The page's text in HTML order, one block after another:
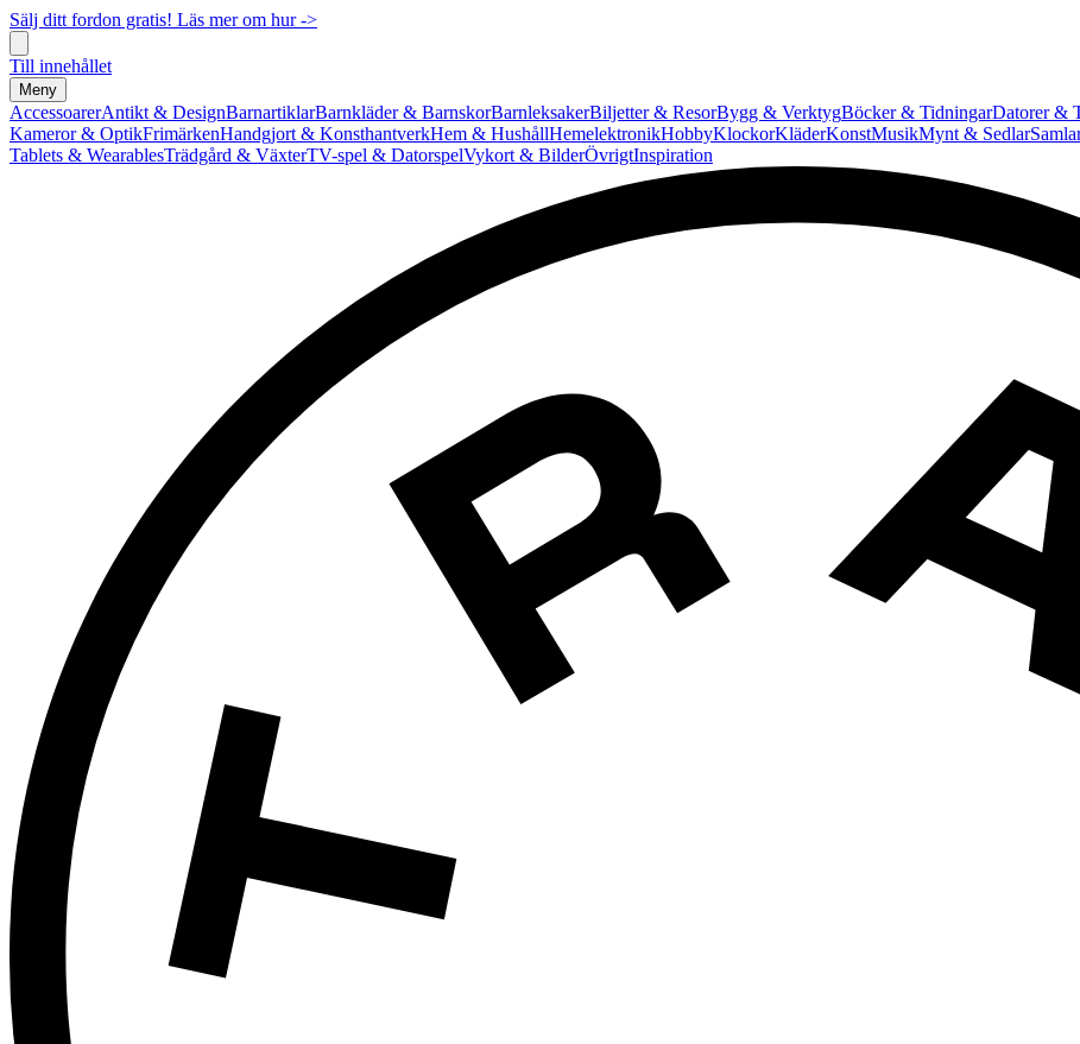
Sälj ditt fordon gratis! Läs mer om hur ->
Till innehållet
Meny
AccessoarerAntikt & DesignBarnartiklarBarnkläder & BarnskorBarnleksakerBiljetter & ResorBygg & VerktygBöcker & TidningarDatorer &
Kameror & OptikFrimärkenHandgjort & KonsthantverkHem & HushållHemelektronikHobbyKlockorKläderKonstMusikMynt & Sedlar
Tablets & WearablesTrädgård & VäxterTV-spel & DatorspelVykort & BilderÖvrigtInspiration